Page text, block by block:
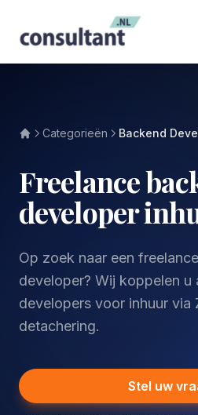
Categorieën Backend
Freelance
developer
Op zoek naar een
developer? Wij koppelen u
developers voor inhuur via
detachering.
Stel uw